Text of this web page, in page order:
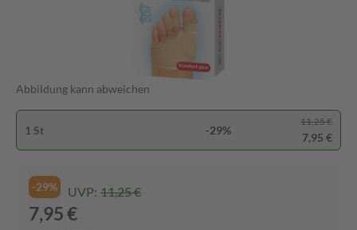
Abbildung kann abweichen
1 St -29%
11,25 €
7,95 €
-29% UVP: 11,25 €
7,95 €